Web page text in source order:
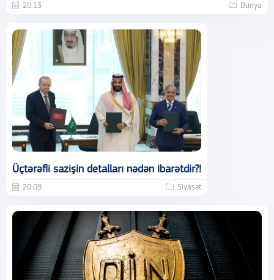
20:13 Dünya
Üçtərəfli sazişin detalları nədən ibarətdir?!
20:09 Siyasət